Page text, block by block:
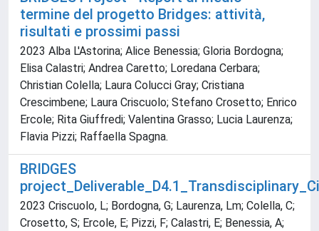
termine del progetto Bridges: attività,
risultati e prossimi passi
2023 Alba L'Astorina; Alice Benessia; Gloria Bordogna;
Elisa Calastri; Andrea Caretto; Loredana Cerbara;
Christian Colella; Laura Colucci Gray; Cristiana
Crescimbene; Laura Criscuolo; Stefano Crosetto; Enrico
Ercole; Rita Giuffredi; Valentina Grasso; Lucia Laurenza;
Flavia Pizzi; Raffaella Spagna.
BRIDGES
2023 Criscuolo, L; Bordogna, G; Laurenza, Lm; Colella, C;
Crosetto, S; Ercole, E; Pizzi, F; Calastri, E; Benessia, A;